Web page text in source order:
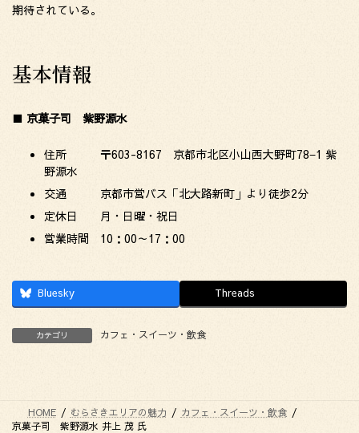
期待されている。
基本情報
■ 京菓子司 紫野源水
住所 〒603-8167 京都市北区小山西大野町78−1 紫
野源水
交通 京都市営バス「北大路新町」より徒歩2分
定休日 月・日曜・祝日
営業時間 10：00～17：00
Bluesky Threads
カテゴリ カフェ・スイーツ・飲食
HOME むらさきエリアの魅力
カフェ・スイーツ・飲食
京菓子司 紫野源水 井上 茂 氏